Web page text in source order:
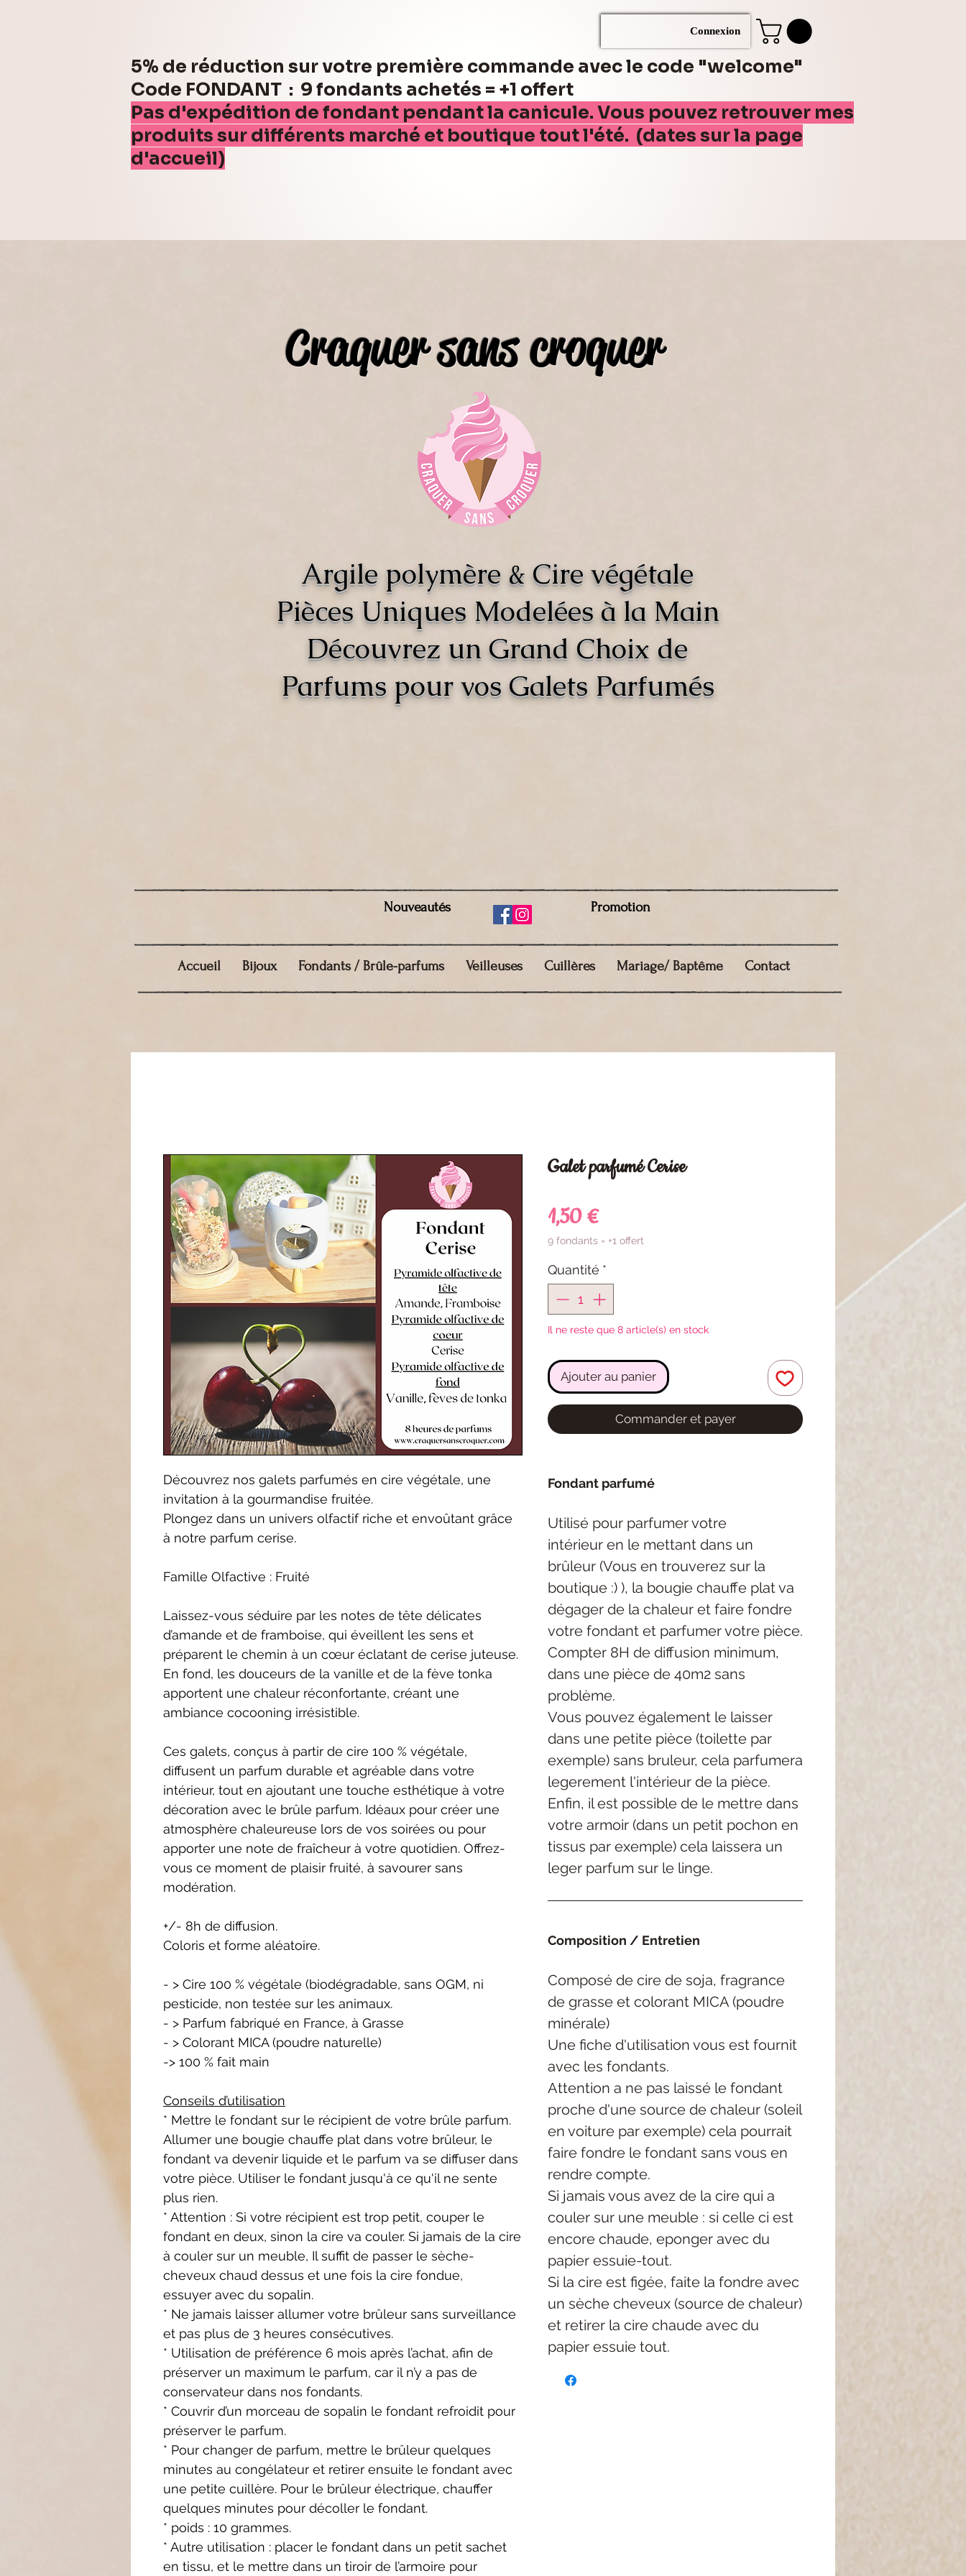
Connexion
5% de réduction sur votre première commande avec le code "welcome"
Code FONDANT : 9 fondants achetés = +1 offert
Pas d'expédition de fondant pendant la canicule. Vous pouvez retrouver mes
produits sur différents marché et boutique tout l'été. (dates sur la page
d'accueil)
Craquer sans croquer
Argile polymère & Cire végétale
Pièces Uniques Modelées à la Main
Découvrez un Grand Choix de
Parfums pour vos Galets Parfumés
Nouveautés Promotion
Accueil Bijoux Fondants / Brûle-parfums Veilleuses Cuillères Mariage/ Baptême Contact
Découvrez nos galets parfumés en cire végétale, une
invitation à la gourmandise fruitée.
Plongez dans un univers olfactif riche et envoûtant grâce
à notre parfum cerise.
Famille Olfactive : Fruité
Laissez-vous séduire par les notes de tête délicates
d’amande et de framboise, qui éveillent les sens et
préparent le chemin à un cœur éclatant de cerise juteuse.
En fond, les douceurs de la vanille et de la fève tonka
apportent une chaleur réconfortante, créant une
ambiance cocooning irrésistible.
Ces galets, conçus à partir de cire 100 % végétale,
diffusent un parfum durable et agréable dans votre
intérieur, tout en ajoutant une touche esthétique à votre
décoration avec le brûle parfum. Idéaux pour créer une
atmosphère chaleureuse lors de vos soirées ou pour
apporter une note de fraîcheur à votre quotidien. Offrez-
vous ce moment de plaisir fruité, à savourer sans
modération.
+/- 8h de diffusion.
Coloris et forme aléatoire.
- > Cire 100 % végétale (biodégradable, sans OGM, ni
pesticide, non testée sur les animaux.
- > Parfum fabriqué en France, à Grasse
- > Colorant MICA (poudre naturelle)
-> 100 % fait main
Conseils d’utilisation
* Mettre le fondant sur le récipient de votre brûle parfum.
Allumer une bougie chauffe plat dans votre brûleur, le
fondant va devenir liquide et le parfum va se diffuser dans
votre pièce. Utiliser le fondant jusqu'à ce qu'il ne sente
plus rien.
* Attention : Si votre récipient est trop petit, couper le
fondant en deux, sinon la cire va couler. Si jamais de la cire
à couler sur un meuble, Il suffit de passer le sèche-
cheveux chaud dessus et une fois la cire fondue,
essuyer avec du sopalin.
* Ne jamais laisser allumer votre brûleur sans surveillance
et pas plus de 3 heures consécutives.
* Utilisation de préférence 6 mois après l’achat, afin de
préserver un maximum le parfum, car il n’y a pas de
conservateur dans nos fondants.
* Couvrir d’un morceau de sopalin le fondant refroidit pour
préserver le parfum.
* Pour changer de parfum, mettre le brûleur quelques
minutes au congélateur et retirer ensuite le fondant avec
une petite cuillère. Pour le brûleur électrique, chauffer
quelques minutes pour décoller le fondant.
* poids : 10 grammes.
* Autre utilisation : placer le fondant dans un petit sachet
en tissu, et le mettre dans un tiroir de l’armoire pour
Galet parfumé Cerise
1,50 €Prix
9 fondants = +1 offert
Quantité *
Il ne reste que 8 article(s) en stock
Ajouter au panier
Commander et payer
Fondant parfumé
Utilisé pour parfumer votre
intérieur en le mettant dans un
brûleur (Vous en trouverez sur la
boutique :) ), la bougie chauffe plat va
dégager de la chaleur et faire fondre
votre fondant et parfumer votre pièce.
Compter 8H de diffusion minimum,
dans une pièce de 40m2 sans
problème.
Vous pouvez également le laisser
dans une petite pièce (toilette par
exemple) sans bruleur, cela parfumera
legerement l'intérieur de la pièce.
Enfin, il est possible de le mettre dans
votre armoir (dans un petit pochon en
tissus par exemple) cela laissera un
leger parfum sur le linge.
Composition / Entretien
Composé de cire de soja, fragrance
de grasse et colorant MICA (poudre
minérale)
Une fiche d'utilisation vous est fournit
avec les fondants.
Attention a ne pas laissé le fondant
proche d'une source de chaleur (soleil
en voiture par exemple) cela pourrait
faire fondre le fondant sans vous en
rendre compte.
Si jamais vous avez de la cire qui a
couler sur une meuble : si celle ci est
encore chaude, eponger avec du
papier essuie-tout.
Si la cire est figée, faite la fondre avec
un sèche cheveux (source de chaleur)
et retirer la cire chaude avec du
papier essuie tout.